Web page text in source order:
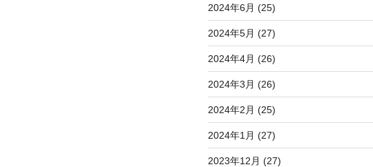
2024年6月 (25)
2024年5月 (27)
2024年4月 (26)
2024年3月 (26)
2024年2月 (25)
2024年1月 (27)
2023年12月 (27)